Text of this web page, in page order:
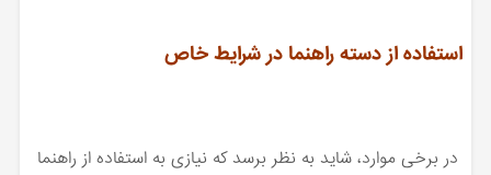
استفاده از دسته راهنما در شرایط خاص
در برخی موارد، شاید به نظر برسد که نیازی به استفاده از راهنما